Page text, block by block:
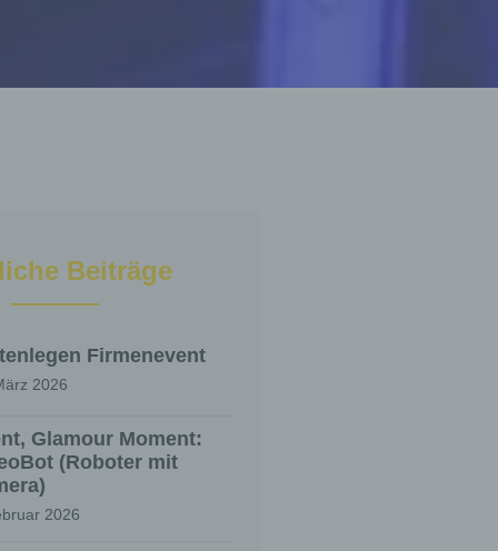
Beiträge
Firmenevent
2026
Glamour Moment:
(Roboter mit
2026